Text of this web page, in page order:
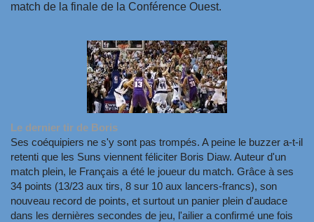
match de la finale de la Conférence Ouest.
Le dernier tir de Boris
Ses coéquipiers ne s'y sont pas trompés. A peine le buzzer a-t-il
retenti que les Suns viennent féliciter Boris Diaw. Auteur d'un
match plein, le Français a été le joueur du match. Grâce à ses
34 points (13/23 aux tirs, 8 sur 10 aux lancers-francs), son
nouveau record de points, et surtout un panier plein d'audace
dans les dernières secondes de jeu, l'ailier a confirmé une fois